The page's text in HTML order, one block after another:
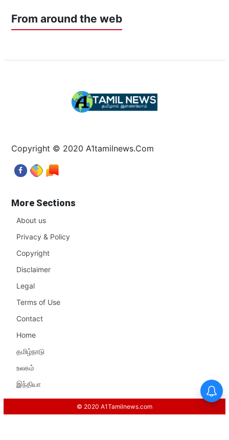
From around the web
Copyright © 2020 A1tamilnews.Com
More Sections
About us
Privacy & Policy
Copyright
Disclaimer
Legal
Terms of Use
Contact
Home
தமிழ்நாடு
உலகம்
இந்தியா
© 2020 A1Tamilnews.com